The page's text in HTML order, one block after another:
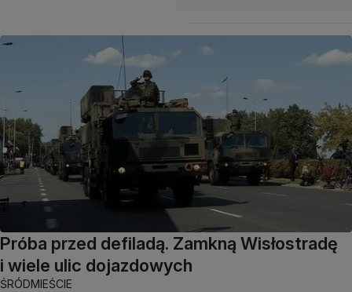
Próba przed defiladą. Zamkną Wisłostradę
i wiele ulic dojazdowych
ŚRÓDMIEŚCIE